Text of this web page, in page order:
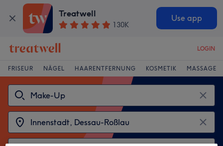
Treatwell
130K
Use app
LOGIN
FRISEUR NÄGEL HAARENTFERNUNG KOSMETIK MASSAGE